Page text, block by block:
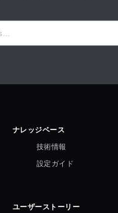
ナレッジベース
技術情報
設定ガイド
ユーザーストーリー